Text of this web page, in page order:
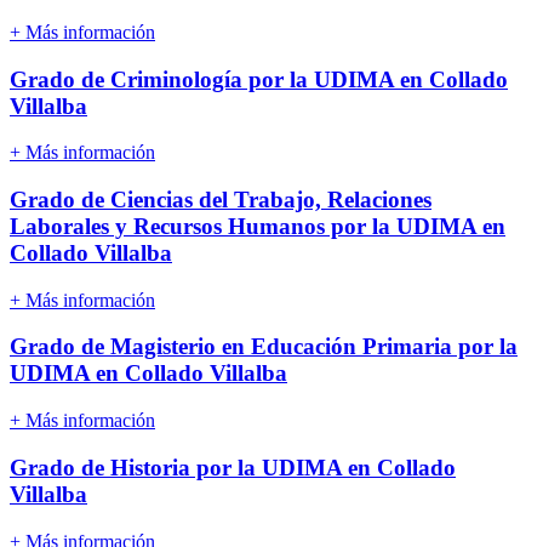
+ Más información
Grado de Criminología por la UDIMA en Collado
Villalba
+ Más información
Grado de Ciencias del Trabajo, Relaciones
Laborales y Recursos Humanos por la UDIMA en
Collado Villalba
+ Más información
Grado de Magisterio en Educación Primaria por la
UDIMA en Collado Villalba
+ Más información
Grado de Historia por la UDIMA en Collado
Villalba
+ Más información